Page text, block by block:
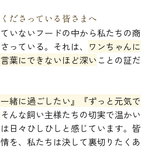
ださっている皆さまへ
ていないフードの中から私たちの商
っている。それは、
ワンちゃんに
葉にできないほど深い ことの証だ
一緒に過ごしたい』『ずっと元気で
そんな飼い主様たちの切実で温かい
日々ひしひしと感じています。皆
を、私たちは決して裏切りたくあ